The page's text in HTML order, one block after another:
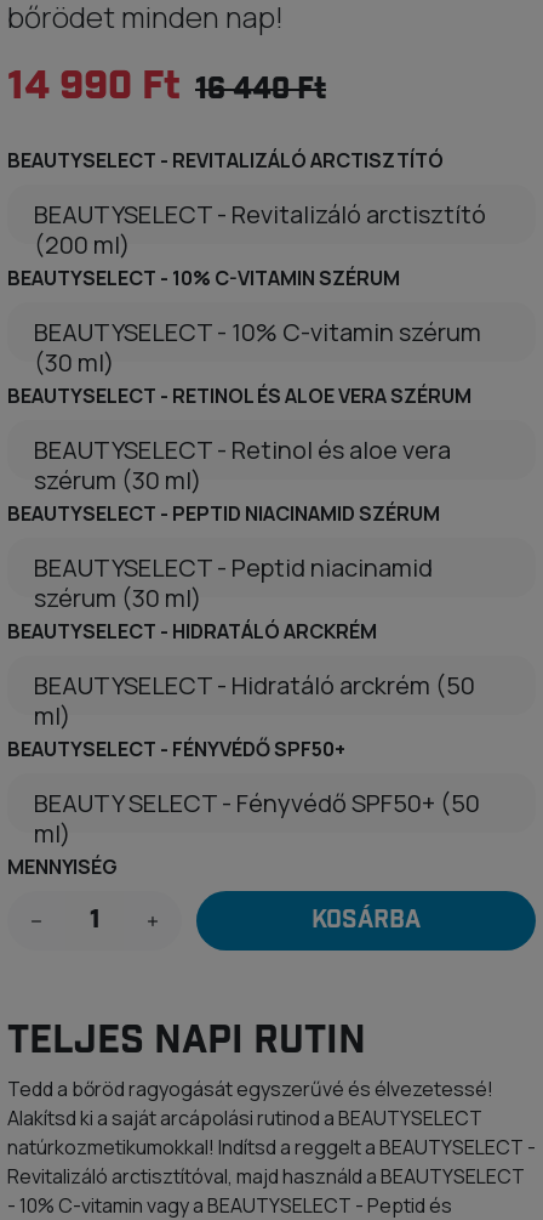
bőrödet minden nap!
14 990 Ft 16 440 Ft
BEAUTYSELECT - REVITALIZÁLÓ ARCTISZTÍTÓ
BEAUTYSELECT - Revitalizáló arctisztító
(200 ml)
BEAUTYSELECT - 10% C-VITAMIN SZÉRUM
BEAUTYSELECT - 10% C-vitamin szérum
(30 ml)
BEAUTYSELECT - RETINOL ÉS ALOE VERA SZÉRUM
BEAUTYSELECT - Retinol és aloe vera
szérum (30 ml)
BEAUTYSELECT - PEPTID NIACINAMID SZÉRUM
BEAUTYSELECT - Peptid niacinamid
szérum (30 ml)
BEAUTYSELECT - HIDRATÁLÓ ARCKRÉM
BEAUTYSELECT - Hidratáló arckrém (50
ml)
BEAUTYSELECT - FÉNYVÉDŐ SPF50+
BEAUTY SELECT - Fényvédő SPF50+ (50
ml)
MENNYISÉG
KOSÁRBA
TELJES NAPI RUTIN
Tedd a bőröd ragyogását egyszerűvé és élvezetessé!
Alakítsd ki a saját arcápolási rutinod a BEAUTYSELECT
natúrkozmetikumokkal! Indítsd a reggelt a BEAUTYSELECT -
Revitalizáló arctisztítóval, majd használd a BEAUTYSELECT
- 10% C-vitamin vagy a BEAUTYSELECT - Peptid és